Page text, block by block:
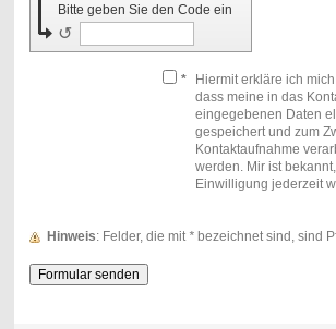
Bitte geben Sie den Code ein
↺
*
Hiermit erkläre ich
dass meine in das
eingegebenen Daten
gespeichert und zum
Kontaktaufnahme
werden. Mir ist
Einwilligung jederzeit
Hinweis : Felder, die mit *bezeichnet sind, sind